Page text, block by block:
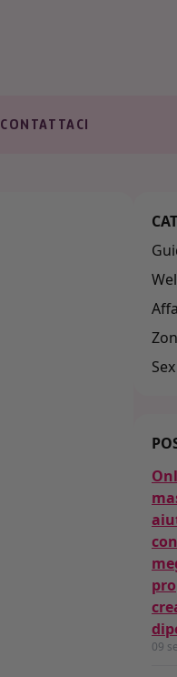
CONTATTACI
09